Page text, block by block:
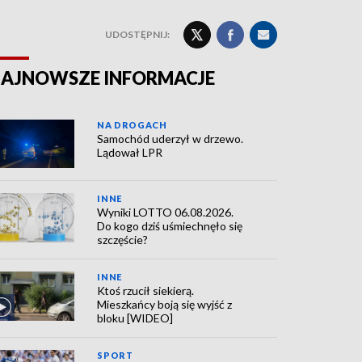
UDOSTĘPNIJ:
INFORMACJE
NA DROGACH
Samochód uderzył w drzewo.
Lądował LPR
INNE
Wyniki LOTTO 06.08.2026.
Do kogo dziś uśmiechnęło się
szczęście?
INNE
Ktoś rzucił siekierą.
Mieszkańcy boją się wyjść z
bloku [WIDEO]
SPORT